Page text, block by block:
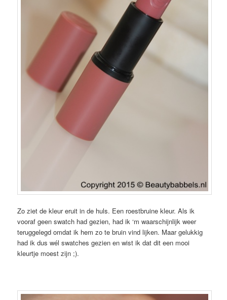
Zo ziet de kleur eruit in de huls. Een roestbruine kleur. Als ik
vooraf geen swatch had gezien, had ik ‘m waarschijnlijk weer
teruggelegd omdat ik hem zo te bruin vind lijken. Maar gelukkig
had ik dus wél swatches gezien en wist ik dat dit een mooi
kleurtje moest zijn ;).